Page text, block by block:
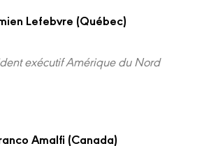
Lefebvre (Québec)
exécutif Amérique du Nord
Amalfi (Canada)